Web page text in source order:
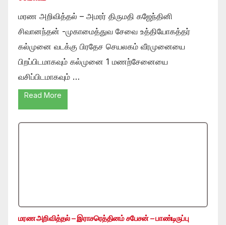
மரண அறிவித்தல் – அமரர் திருமதி கஜேந்தினி
சிவானந்தன் -முகாமைத்துவ சேவை உத்தியோகத்தர்
கல்முனை வடக்கு பிரதேச செயலகம் வீரமுனையை
பிறப்பிடமாகவும் கல்முனை 1 மணற்சேனையை
வசிப்பிடமாகவும் …
Read More
மரண அறிவித்தல் – இராசரெத்தினம் சபேசன் – பாண்டிருப்பு